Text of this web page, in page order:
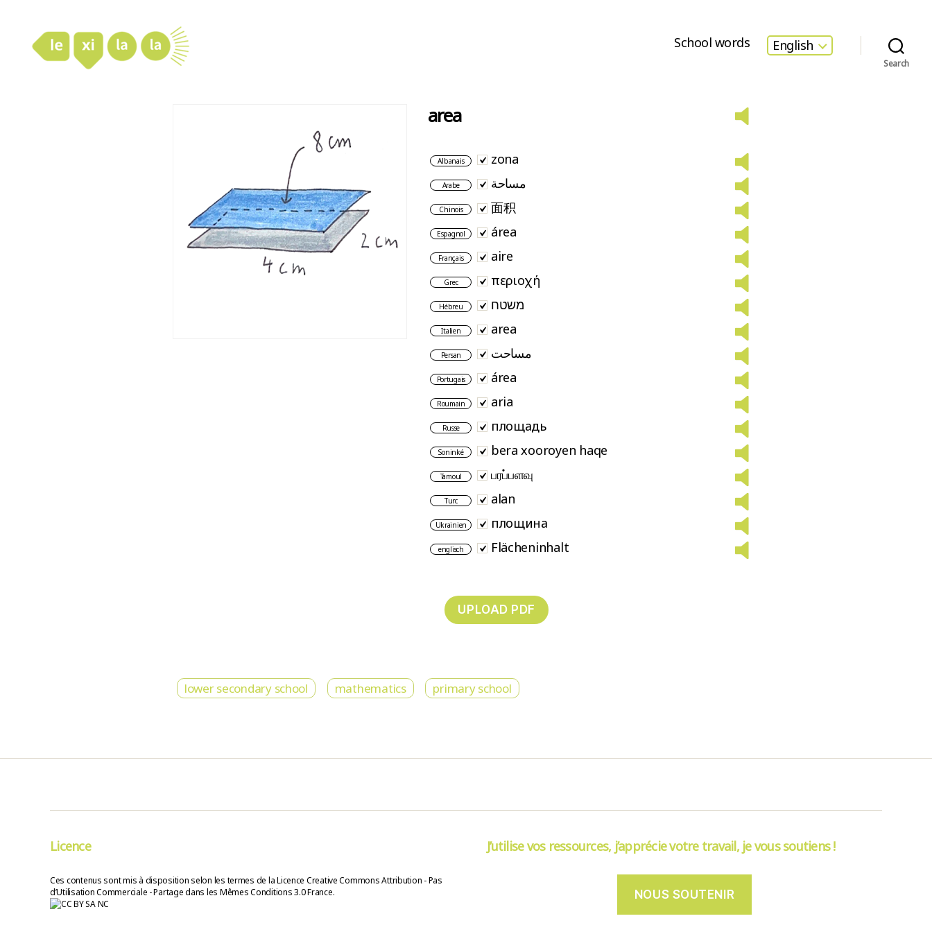
School words English
Search
area
Albanais zona
Arabe مساحة
Chinois 面积
Espagnol área
Français aire
Grec περιοχή
Hébreu משטח
Italien area
Persan مساحت
Portugais área
Roumain aria
Russe площадь
Soninké bera xooroyen haqe
Tamoul பரப்பளவு
Turc alan
Ukrainien площина
englisch Flächeninhalt
lower secondary school mathematics primary school
Licence
Ces contenus sont mis à disposition selon les termes de la Licence Creative Commons Attribution - Pas
d’Utilisation Commerciale - Partage dans les Mêmes Conditions 3.0 France.
J’utilise vos ressources, j’apprécie votre travail, je vous soutiens !
NOUS SOUTENIR